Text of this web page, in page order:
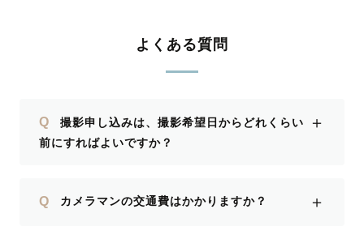
よくある質問
Q
撮影申し込みは、撮影希望日からどれくらい
前にすればよいですか？
＋
Q カメラマンの交通費はかかりますか？ ＋